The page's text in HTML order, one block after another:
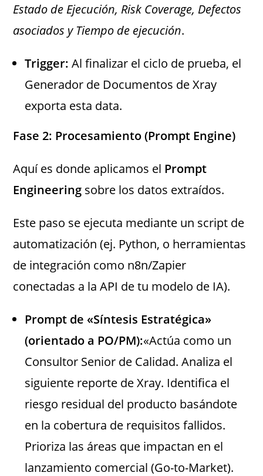
Estado de Ejecución, Risk Coverage, Defectos
asociados y Tiempo de ejecución.
Trigger: Al finalizar el ciclo de prueba, el
Generador de Documentos de Xray
exporta esta data.
Fase 2: Procesamiento (Prompt Engine)
Aquí es donde aplicamos el Prompt
Engineering sobre los datos extraídos.
Este paso se ejecuta mediante un script de
automatización (ej. Python, o herramientas
de integración como n8n/Zapier
conectadas a la API de tu modelo de IA).
Prompt de «Síntesis Estratégica»
(orientado a PO/PM):«Actúa como un
Consultor Senior de Calidad. Analiza el
siguiente reporte de Xray. Identifica el
riesgo residual del producto basándote
en la cobertura de requisitos fallidos.
Prioriza las áreas que impactan en el
lanzamiento comercial (Go-to-Market).